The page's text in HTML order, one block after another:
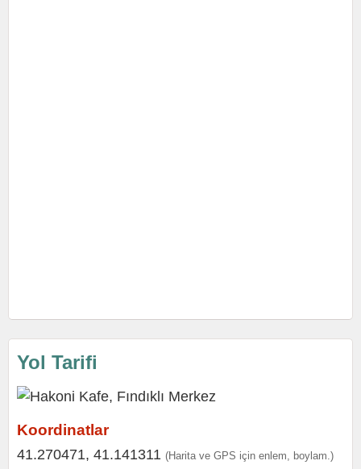
Yol Tarifi
Koordinatlar
41.270471, 41.141311 (Harita ve GPS için enlem, boylam.)